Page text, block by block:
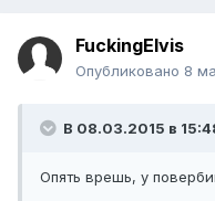
FuckingElvis
Опубликовано 8
В 08.03.2015 в
Опять врешь, у